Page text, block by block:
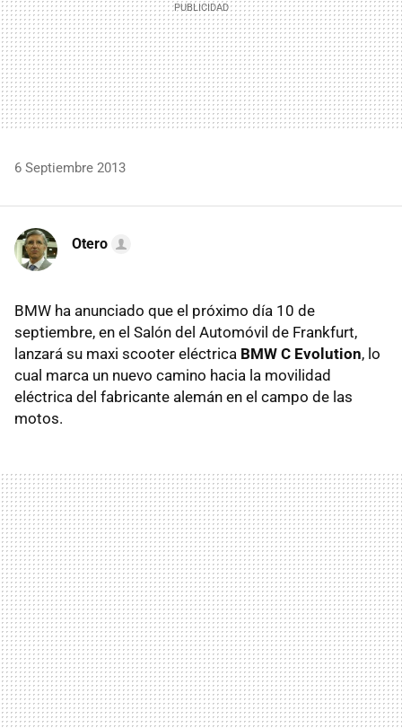
6 Septiembre 2013
Otero
BMW ha anunciado que el próximo día 10 de
septiembre, en el Salón del Automóvil de Frankfurt,
lanzará su maxi scooter eléctrica BMW C Evolution, lo
cual marca un nuevo camino hacia la movilidad
eléctrica del fabricante alemán en el campo de las
motos.